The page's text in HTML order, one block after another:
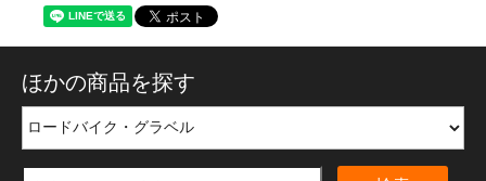
ほかの商品を探す